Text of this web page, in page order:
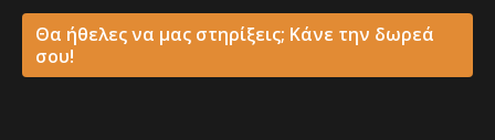
Θα ήθελες να μας στηρίξεις; Κάνε την δωρεά
σου!